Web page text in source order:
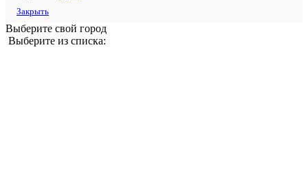
Закрыть
Выберите свой город
Выберите из списка: